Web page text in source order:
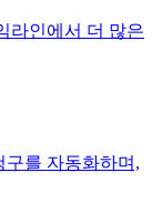
라인에서 더 많은
구를 자동화하며,